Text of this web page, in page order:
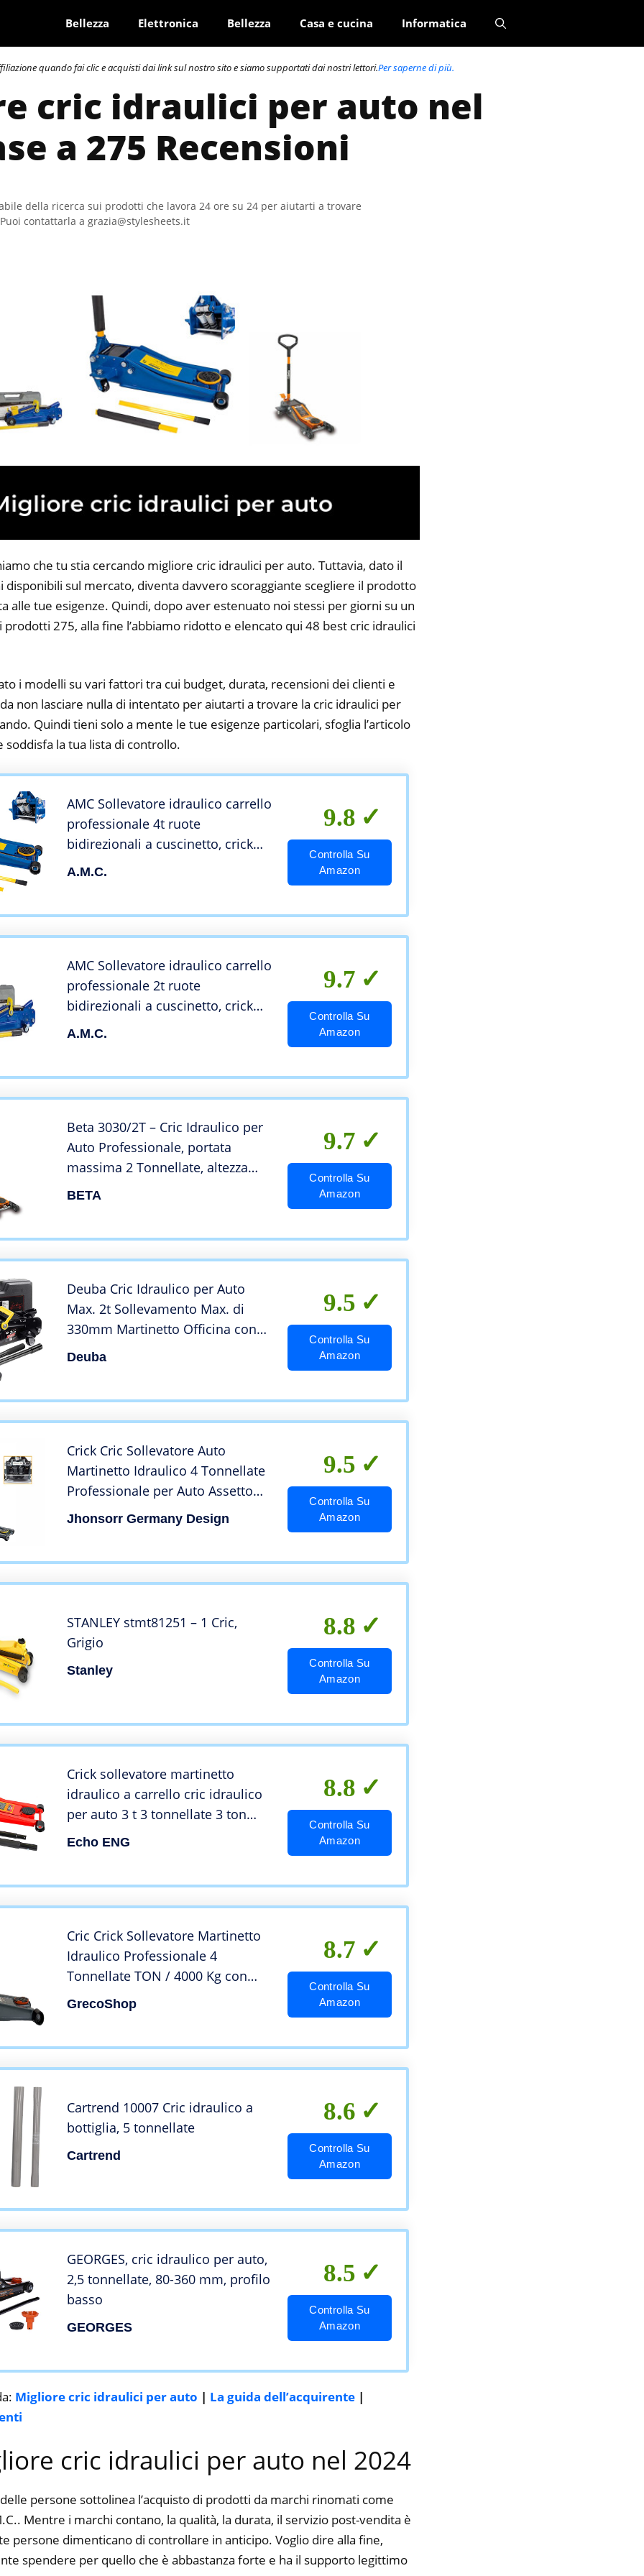
Bellezza Elettronica Bellezza Casa e cucina Informatica
quando fai clic e acquisti dai link sul nostro sito e siamo supportati dai nostri lettori.Per saperne di più.
cric idraulici per auto nel
a 275 Recensioni
della ricerca sui prodotti che lavora 24 ore su 24 per aiutarti a trovare
contattarla a grazia@stylesheets.it
che tu stia cercando migliore cric idraulici per auto. Tuttavia, dato il
disponibili sul mercato, diventa davvero scoraggiante scegliere il prodotto
alle tue esigenze. Quindi, dopo aver estenuato noi stessi per giorni su un
275, alla fine l’abbiamo ridotto e elencato qui 48 best cric idraulici
i modelli su vari fattori tra cui budget, durata, recensioni dei clienti e
non lasciare nulla di intentato per aiutarti a trovare la cric idraulici per
Quindi tieni solo a mente le tue esigenze particolari, sfoglia l’articolo
soddisfa la tua lista di controllo.
AMC Sollevatore idraulico carrello
professionale 4t ruote
bidirezionali a cuscinetto, crick
martinetto Auto cric Idraulico
A.M.C.
9.8
Controlla Su
Amazon
AMC Sollevatore idraulico carrello
professionale 2t ruote
bidirezionali a cuscinetto, crick
martinetto Cric Auto Idraulico
A.M.C.
9.7
Controlla Su
Amazon
Beta 3030/2T – Cric Idraulico per
Auto Professionale, portata
massima 2 Tonnellate, altezza
massima 52cm, modello a
BETA
9.7
Controlla Su
Amazon
Deuba Cric Idraulico per Auto
Max. 2t Sollevamento Max. di
330mm Martinetto Officina con
Custodia
Deuba
9.5
Controlla Su
Amazon
Crick Cric Sollevatore Auto
Martinetto Idraulico 4 Tonnellate
Professionale per Auto Assetto
Basso Ribassato
Jhonsorr Germany Design
9.5
Controlla Su
Amazon
STANLEY stmt81251 – 1 Cric,
Grigio
Stanley
8.8
Controlla Su
Amazon
Crick sollevatore martinetto
idraulico a carrello cric idraulico
per auto 3 t 3 tonnellate 3 ton
super ribassato per auto e
Echo ENG
8.8
Controlla Su
Amazon
Cric Crick Sollevatore Martinetto
Idraulico Professionale 4
Tonnellate TON / 4000 Kg con
Doppio Pistone e Ruote
Bidirezionali per Auto Veicoli
GrecoShop
8.7
Controlla Su
Amazon
Cartrend 10007 Cric idraulico a
bottiglia, 5 tonnellate
Cartrend
8.6
Controlla Su
Amazon
GEORGES, cric idraulico per auto,
2,5 tonnellate, 80-360 mm, profilo
basso
GEORGES
8.5
Controlla Su
Amazon
Migliore cric idraulici per auto | La guida dell’acquirente |
cric idraulici per auto nel 2024
persone sottolinea l’acquisto di prodotti da marchi rinomati come
Mentre i marchi contano, la qualità, la durata, il servizio post-vendita è
persone dimenticano di controllare in anticipo. Voglio dire alla fine,
spendere per quello che è abbastanza forte e ha il supporto legittimo